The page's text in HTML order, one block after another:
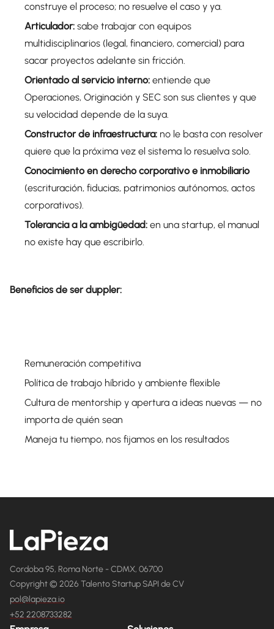
construye el proceso; no resuelve el caso y ya.
Articulador: sabe trabajar con equipos
multidisciplinarios (legal, financiero, comercial) para
sacar proyectos adelante sin fricción.
Orientado al servicio interno: entiende que
Operaciones, Originación y SEC son sus clientes y que
su velocidad depende de la suya.
Constructor de infraestructura: no le basta con resolver
quiere que la próxima vez el sistema lo resuelva solo.
Conocimiento en derecho corporativo e inmobiliario
(escrituración, fiducias, patrimonios autónomos, actos
corporativos).
Tolerancia a la ambigüedad: en una startup, el manual
no existe hay que escribirlo.
Beneficios de ser duppler:
Remuneración competitiva
Política de trabajo híbrido y ambiente flexible
Cultura de mentorship y apertura a ideas nuevas — no
importa de quién sean
Maneja tu tiempo, nos fijamos en los resultados
Cordoba 95, Roma Norte - CDMX, 06700
Copyright © 2026 Talento Startup SAPI de CV
pol@lapieza.io
+52 2208733282